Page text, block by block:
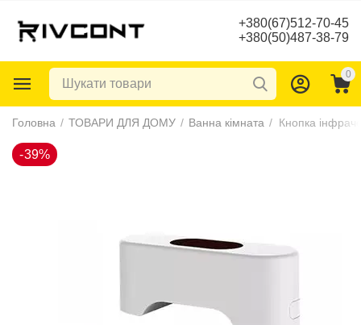
+380(67)512-70-45
+380(50)487-38-79
0
Головна / ТОВАРИ ДЛЯ ДОМУ / Ванна кімната / Кнопка